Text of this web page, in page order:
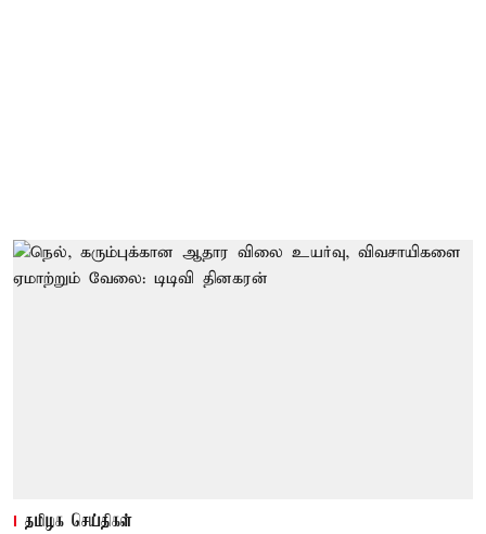
தமிழக செய்திகள்